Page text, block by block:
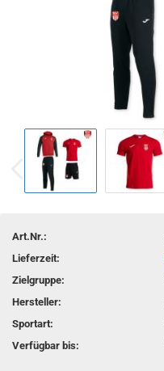
Art.Nr.:
Lieferzeit:
Zielgruppe:
Hersteller:
Sportart:
Verfügbar bis: